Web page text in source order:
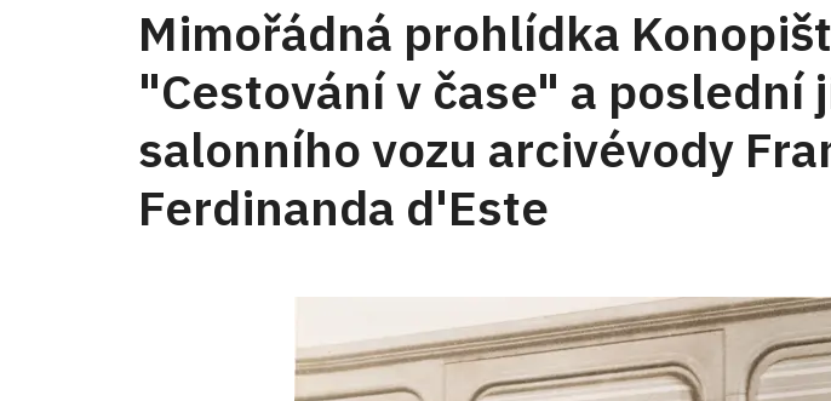
Mimořádná prohlídka
"Cestování v čase" a poslední
salonního vozu arcivévody
Ferdinanda d'Este